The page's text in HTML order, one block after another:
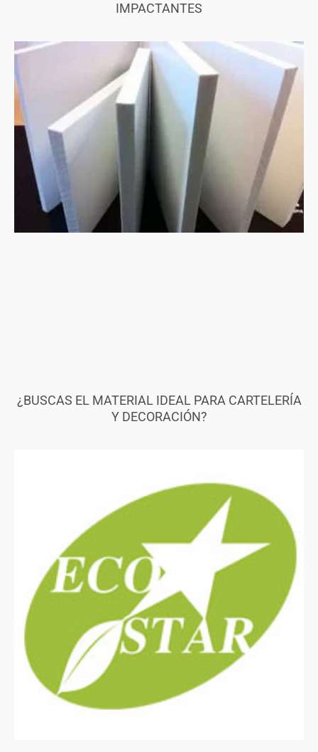
IMPACTANTES
¿BUSCAS EL MATERIAL IDEAL PARA CARTELERÍA
Y DECORACIÓN?